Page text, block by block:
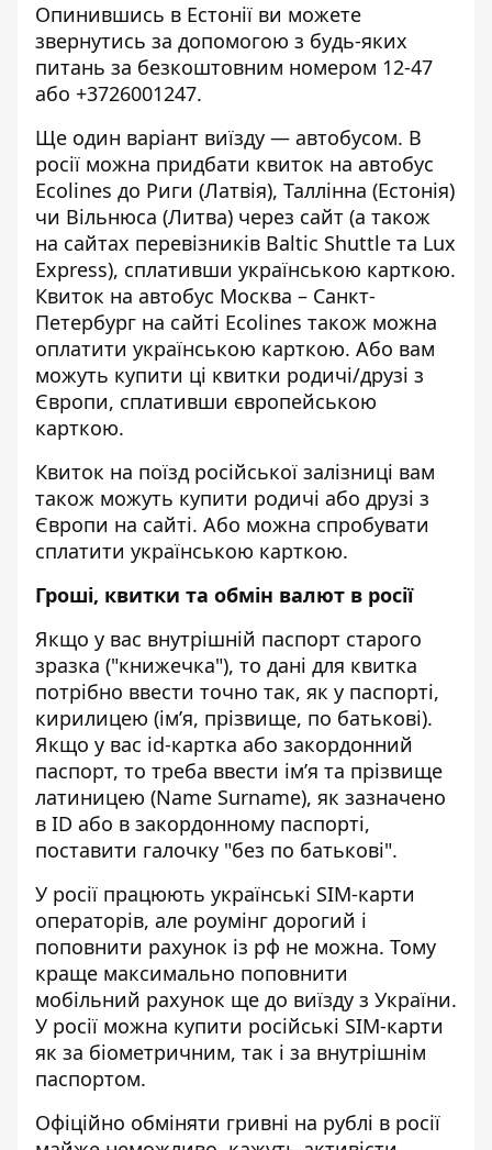
Опинившись в Естонії ви можете
звернутись за допомогою з будь-яких
питань за безкоштовним номером 12-47
або +3726001247.
Ще один варіант виїзду — автобусом. В
росії можна придбати квиток на автобус
Ecolines до Риги (Латвія), Таллінна (Естонія)
чи Вільнюса (Литва) через сайт (а також
на сайтах перевізників Baltic Shuttle та Lux
Express), сплативши українською карткою.
Квиток на автобус Москва – Санкт-
Петербург на сайті Ecolines також можна
оплатити українською карткою. Або вам
можуть купити ці квитки родичі/друзі з
Європи, сплативши європейською
карткою.
Квиток на поїзд російської залізниці вам
також можуть купити родичі або друзі з
Європи на сайті. Або можна спробувати
сплатити українською карткою.
Гроші, квитки та обмін валют в росії
Якщо у вас внутрішній паспорт старого
зразка ("книжечка"), то дані для квитка
потрібно ввести точно так, як у паспорті,
кирилицею (ім’я, прізвище, по батькові).
Якщо у вас id-картка або закордонний
паспорт, то треба ввести ім’я та прізвище
латиницею (Name Surname), як зазначено
в ID або в закордонному паспорті,
поставити галочку "без по батькові".
У росії працюють українські SIM-карти
операторів, але роумінг дорогий і
поповнити рахунок із рф не можна. Тому
краще максимально поповнити
мобільний рахунок ще до виїзду з України.
У росії можна купити російські SIM-карти
як за біометричним, так і за внутрішнім
паспортом.
Офіційно обміняти гривні на рублі в росії